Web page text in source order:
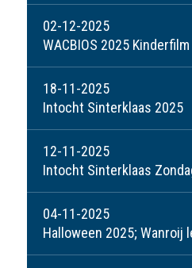
02-12-2025
WACBIOS 2025 Kinderfilm
18-11-2025
Intocht Sinterklaas 2025
12-11-2025
Intocht Sinterklaas
04-11-2025
Halloween 2025; Wanroij leek